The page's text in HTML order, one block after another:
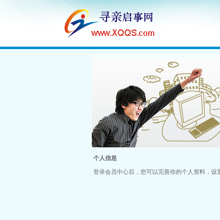
个人信息
登录会员中心后，您可以完善你的个人资料，